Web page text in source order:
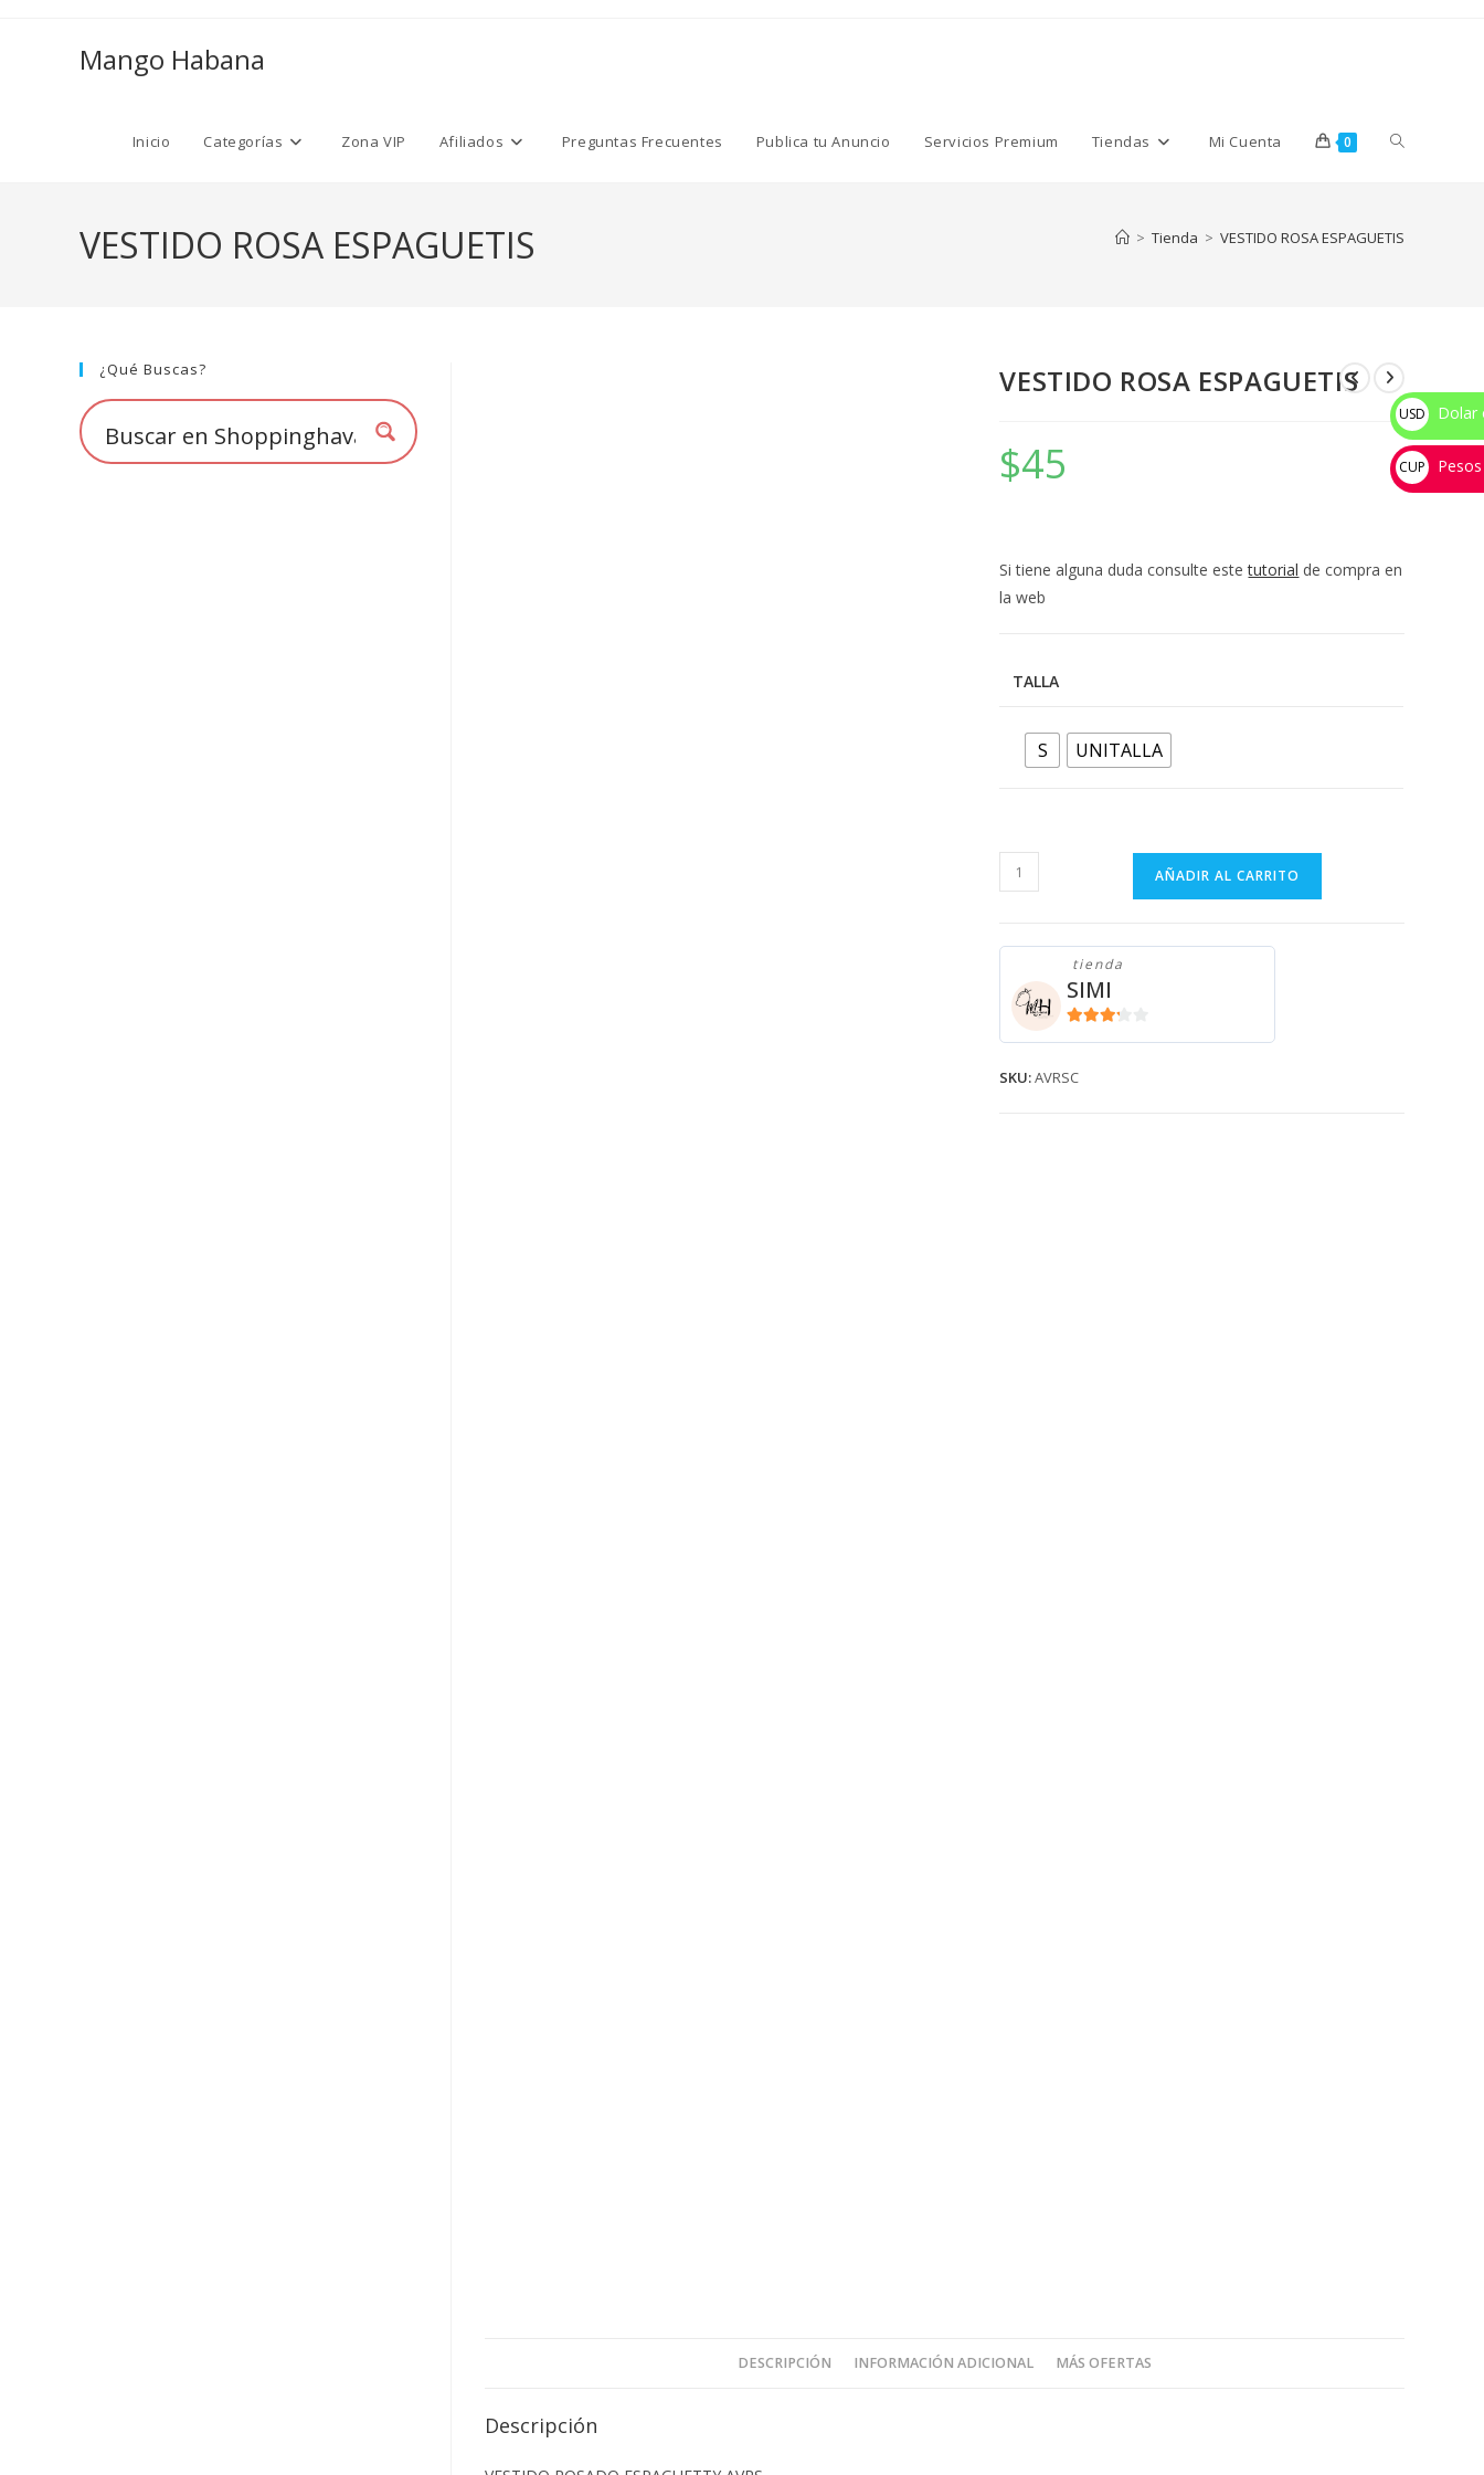
Mango Habana
Inicio Categorías Zona VIP Afiliados Preguntas Frecuentes Publica tu Anuncio Servicios Premium Tiendas Mi Cuenta 0 Alternar
la
web
VESTIDO ROSA ESPAGUETIS > Tienda > VESTIDO ROSA ESPAGUETIS
VESTIDO ROSA ESPAGUETIS
$45
Si tiene alguna duda consulte estetutorial de compra en
la web
TALLA
S UNITALLA
VESTIDO
ROSA
cantidad
AÑADIR AL CARRITO
tienda
SIMI
SKU:AVRSC
DESCRIPCIÓN INFORMACIÓN ADICIONAL MÁS OFERTAS
Descripción
¿Qué Buscas?
USD
$
Dolar
CUP
💰
Pesos